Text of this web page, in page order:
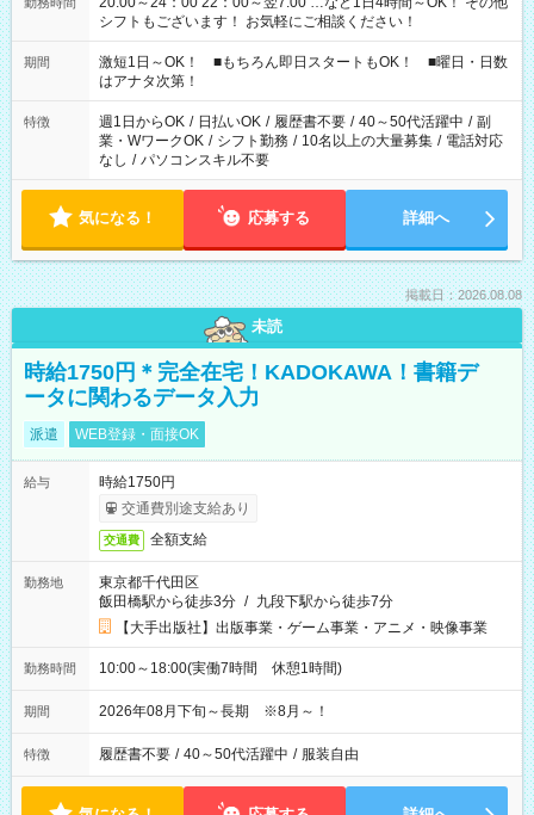
シフトもございます！ お気軽にご相談ください！
期間
激短1日～OK！ ■もちろん即日スタートもOK！ ■曜日・日数
はアナタ次第！
特徴 週1日からOK / 日払いOK / 履歴書不要 / 40～50代活躍中 / 副
業・WワークOK / シフト勤務 / 10名以上の大量募集 / 電話対応
なし / パソコンスキル不要
気になる！ 応募する 詳細へ
掲載日：2026.08.08
未読
時給1750円＊完全在宅！KADOKAWA！書籍デ
ータに関わるデータ入力
派遣 WEB登録・面接OK
給与
時給1750円
交通費別途支給あり
交通費 全額支給
勤務地
東京都千代田区
飯田橋駅から徒歩3分 / 九段下駅から徒歩7分
【大手出版社】出版事業・ゲーム事業・アニメ・映像事業
勤務時間 10:00～18:00(実働7時間 休憩1時間)
期間 2026年08月下旬～長期 ※8月～！
特徴 履歴書不要 / 40～50代活躍中 / 服装自由